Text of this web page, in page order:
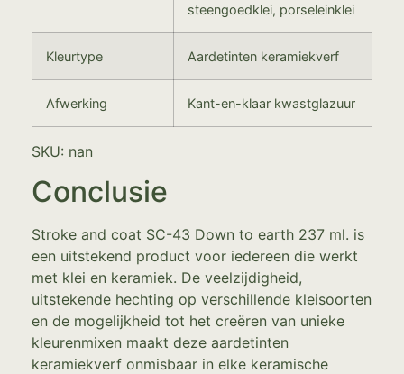
steengoedklei, porseleinklei
Kleurtype Aardetinten keramiekverf
Afwerking Kant-en-klaar kwastglazuur
SKU: nan
Conclusie
Stroke and coat SC-43 Down to earth 237 ml. is
een uitstekend product voor iedereen die werkt
met klei en keramiek. De veelzijdigheid,
uitstekende hechting op verschillende kleisoorten
en de mogelijkheid tot het creëren van unieke
kleurenmixen maakt deze aardetinten
keramiekverf onmisbaar in elke keramische